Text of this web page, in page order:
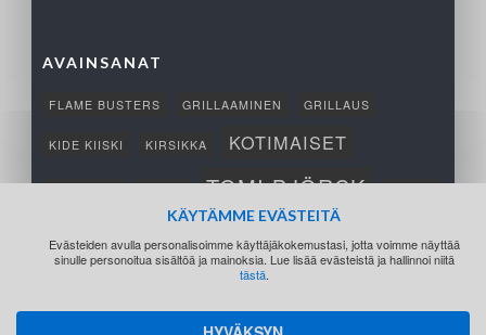
AVAINSANAT
FLAME BUSTERS GRILLAAMINEN GRILLAUS
KIDE KIISKI KIRSIKKA KOTIMAISET
TOMI BJÖRCK
KÄYTÄMME EVÄSTEITÄ
Evästeiden avulla personalisoimme käyttäjäkokemustasi, jotta voimme näyttää
sinulle personoitua sisältöä ja mainoksia. Lue lisää evästeistä ja hallinnoi niitä
tästä.